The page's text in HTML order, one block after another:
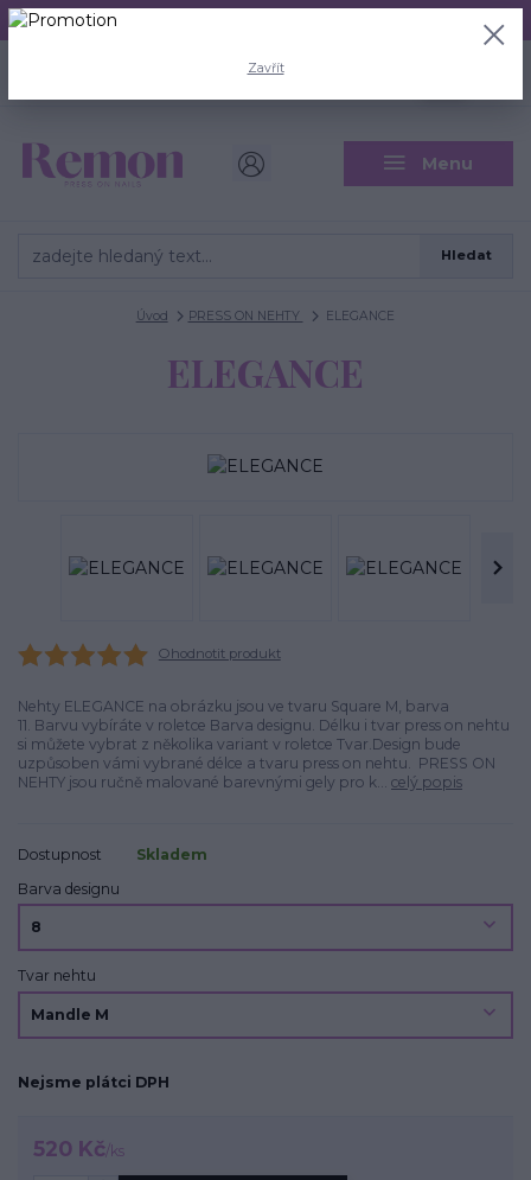
Aktuální doba odeslání je 3 - 5 pracovních dní.
Menu
CZK
Hledat
Úvod PRESS ON NEHTY ELEGANCE
ELEGANCE
Ohodnotit produkt
Nehty ELEGANCE na obrázku jsou ve tvaru Square M, barva
11. Barvu vybíráte v roletce Barva designu. Délku i tvar press on nehtu
si můžete vybrat z několika variant v roletce Tvar.Design bude
uzpůsoben vámi vybrané délce a tvaru press on nehtu. PRESS ON
NEHTY jsou ručně malované barevnými gely pro k... celý popis
Dostupnost
Skladem
Barva designu
Tvar nehtu
Nejsme plátci DPH
520 Kč/ks
Zavřít